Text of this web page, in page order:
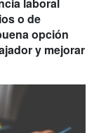
o de
opción
y mejorar